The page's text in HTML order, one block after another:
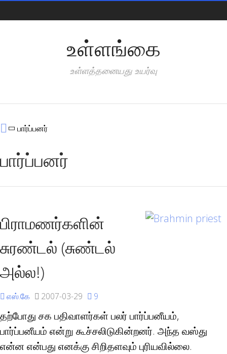
உள்ளங்கை
உள்ளத்தனையது உயர்வு
பார்ப்பனர்
பார்ப்பனர்
பிராமணர்களின்
சுரண்டல் (சுண்டல்
அல்ல!)
எஸ்.கே 2007-03-29 9
தற்போது சக பதிவாளர்கள் பலர் பார்ப்பனீயம்,
பார்ப்பனீயம் என்று கூச்சலிடுகின்றனர். அந்த வஸ்து
என்ன என்பது எனக்கு சிறிதளவும் புரியவில்லை.